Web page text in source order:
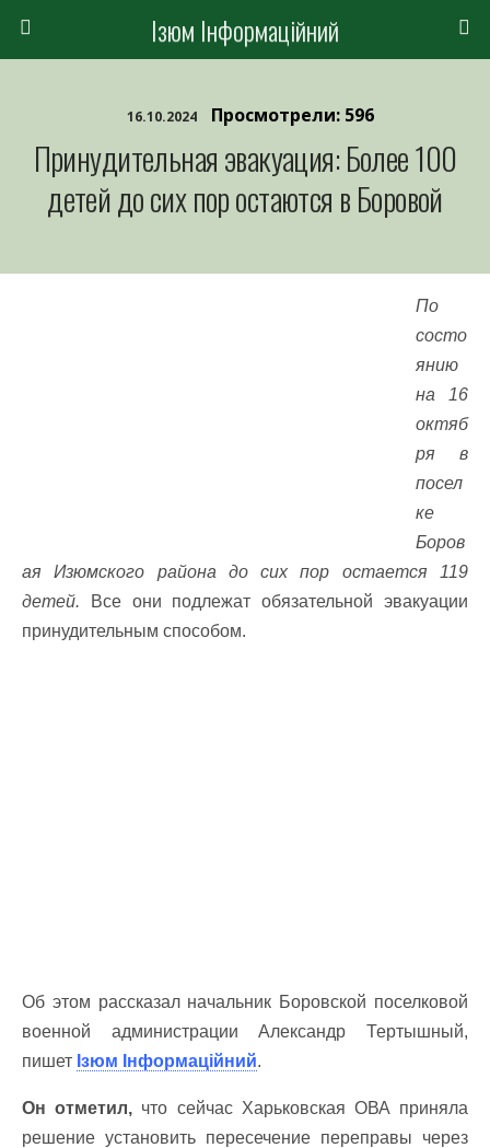
Ізюм Інформаційний
16.10.2024 Просмотрели: 596
Принудительная эвакуация: Более 100
детей до сих пор остаются в Боровой
По
состо
янию
на 16
октяб
ря в
посел
ке
Боров
ая Изюмского района до сих пор остается 119
детей. Все они подлежат обязательной эвакуации
принудительным способом.
Об этом рассказал начальник Боровской поселковой
военной администрации Александр Тертышный,
пишет Ізюм Інформаційний.
Он отметил, что сейчас Харьковская ОВА приняла
решение установить пересечение переправы через